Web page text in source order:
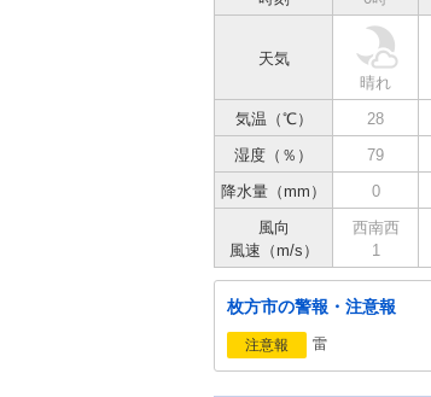
天気
晴れ
気温（℃）
28
湿度（％）
79
降水量（mm）
0
風向
風速（m/s）
西南西
1
枚方市の警報・注意報
注意報 雷